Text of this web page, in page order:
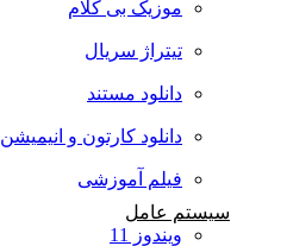
موزیک بی کلام
تیتراژ سریال
دانلود مستند
دانلود کارتون و انیمیشن
فیلم آموزشی
سیستم عامل
ویندوز 11